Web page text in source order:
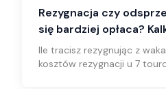
Rezygnacja czy
się bardziej opłaca?
Ile tracisz rezygnując z
kosztów rezygnacji u 7